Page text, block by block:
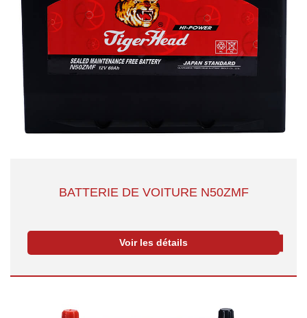
BATTERIE DE VOITURE N50ZMF
Voir les détails